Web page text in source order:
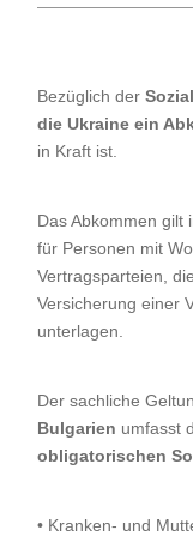
Bezüglich der
die Ukraine ein
in Kraft ist.
Das Abkommen gilt
für Personen mit
Vertragsparteien,
Versicherung einer
unterlagen.
Der sachliche
Bulgarien umfasst
obligatorischen
• Kranken- und